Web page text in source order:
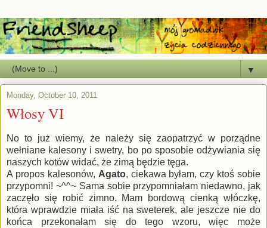
▼
Monday, October 10, 2011
Włosy VI
No to już wiemy, że należy się zaopatrzyć w porządne
wełniane kalesony i swetry, bo po sposobie odżywiania się
naszych kotów widać, że zimą będzie tęga.
A propos kalesonów, Agato, ciekawa byłam, czy ktoś sobie
przypomni! ~^^~ Sama sobie przypomniałam niedawno, jak
zaczęło się robić zimno. Mam bordową cienką włóczkę,
która wprawdzie miała iść na sweterek, ale jeszcze nie do
końca przekonałam się do tego wzoru, więc może